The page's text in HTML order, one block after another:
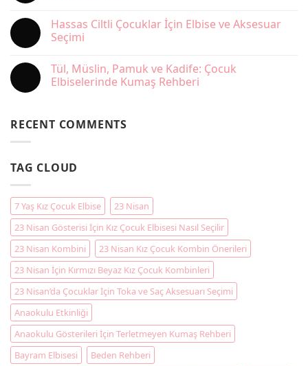
Nasıl
Yıkanır
ve
Hediye
Olarak
Kız
Alırken
Nelere
Dikkat
Hassas Ciltli Çocuklar İçin Elbise ve Aksesuar
Seçimi
Hassas
Ciltli
Çocuklar
Aksesuar
Seçimi
Tül, Müslin, Pamuk ve Kadife: Çocuk
Elbiselerinde Kumaş Rehberi
Müslin,
Pamuk
Elbiselerinde
RECENT COMMENTS
TAG CLOUD
7 Yaş Kız Çocuk Elbise
23 Nisan
23 Nisan Gösterisi İçin Kız Çocuk Elbisesi Nasıl Seçilir
23 Nisan Kombini
23 Nisan Kız Çocuk Kombin Önerileri
23 Nisan İçin Kırmızı Beyaz Kız Çocuk Kombinleri
23 Nisan’da Çocuklar İçin Toka ve Saç Aksesuarı Seçimi
Anaokulu Etkinliği
Anaokulu Gösterileri İçin Terletmeyen Kumaş Rehberi
Bayram Elbisesi
Beden Rehberi